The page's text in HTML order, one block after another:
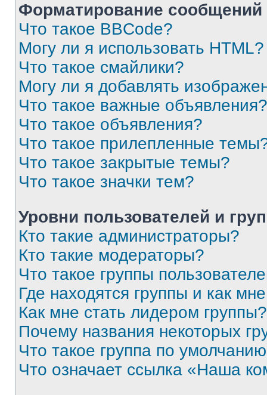
Форматирование
Что такое BBCode?
Могу ли я использовать HTML?
Что такое смайлики?
Могу ли я добавлять
Что такое важные объявления?
Что такое объявления?
Что такое прилепленные
Что такое закрытые темы?
Что такое значки тем?
Уровни пользователей и
Кто такие администраторы?
Кто такие модераторы?
Что такое группы
Где находятся группы и как
Как мне стать лидером группы?
Почему названия некоторых
Что такое группа по
Что означает ссылка «Наша